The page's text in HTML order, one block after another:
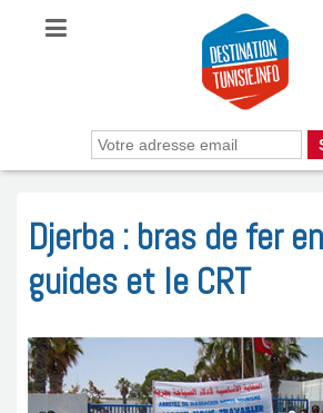
Djerba : bras de fer
guides et le CRT